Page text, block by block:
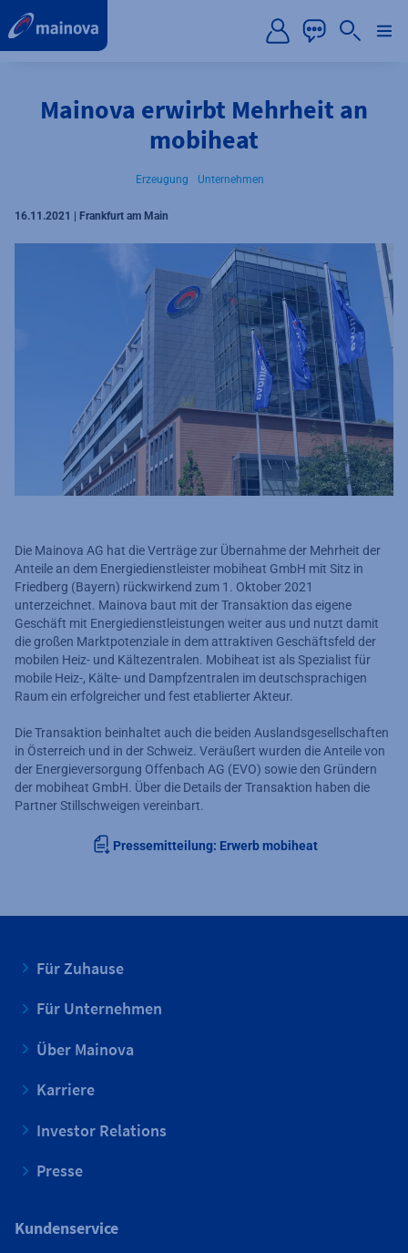
Mainova erwirbt Mehrheit an
mobiheat
Erzeugung Unternehmen
16.11.2021 | Frankfurt am Main
Die Mainova AG hat die Verträge zur Übernahme der Mehrheit der
Anteile an dem Energiedienstleister mobiheat GmbH mit Sitz in
Friedberg (Bayern) rückwirkend zum 1. Oktober 2021
unterzeichnet. Mainova baut mit der Transaktion das eigene
Geschäft mit Energiedienstleistungen weiter aus und nutzt damit
die großen Marktpotenziale in dem attraktiven Geschäftsfeld der
mobilen Heiz- und Kältezentralen. Mobiheat ist als Spezialist für
mobile Heiz-, Kälte- und Dampfzentralen im deutschsprachigen
Raum ein erfolgreicher und fest etablierter Akteur.
Die Transaktion beinhaltet auch die beiden Auslandsgesellschaften
in Österreich und in der Schweiz. Veräußert wurden die Anteile von
der Energieversorgung Offenbach AG (EVO) sowie den Gründern
der mobiheat GmbH. Über die Details der Transaktion haben die
Partner Stillschweigen vereinbart.
Pressemitteilung: Erwerb mobiheat
Für Zuhause
Für Unternehmen
Über Mainova
Karriere
Investor Relations
Presse
Kundenservice